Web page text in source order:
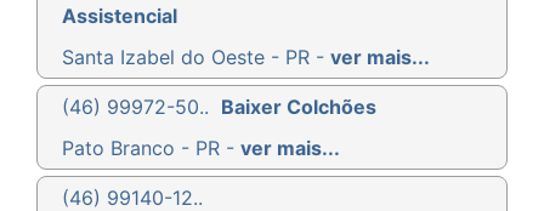
Assistencial
Santa Izabel do Oeste - PR - ver mais...
(46) 99972-50.. Baixer Colchões
Pato Branco - PR - ver mais...
(46) 99140-12..